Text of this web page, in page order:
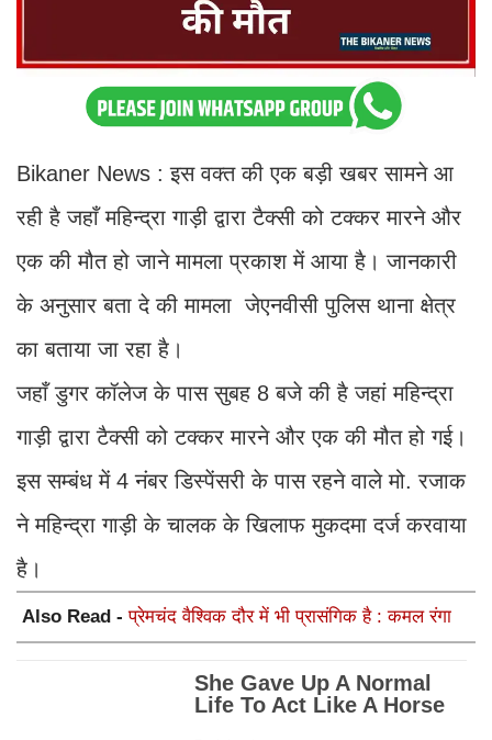
Bikaner News : इस वक्त की एक बड़ी खबर सामने आ
रही है जहाँ महिन्द्रा गाड़ी द्वारा टैक्सी को टक्कर मारने और
एक की मौत हो जाने मामला प्रकाश में आया है। जानकारी
के अनुसार बता दे की मामला जेएनवीसी पुलिस थाना क्षेत्र
का बताया जा रहा है।
जहाँ डुगर कॉलेज के पास सुबह 8 बजे की है जहां महिन्द्रा
गाड़ी द्वारा टैक्सी को टक्कर मारने और एक की मौत हो गई।
इस सम्बंध में 4 नंबर डिस्पेंसरी के पास रहने वाले मो. रजाक
ने महिन्द्रा गाड़ी के चालक के खिलाफ मुकदमा दर्ज करवाया
है।
Also Read -प्रेमचंद वैश्विक दौर में भी प्रासंगिक है : कमल रंगा